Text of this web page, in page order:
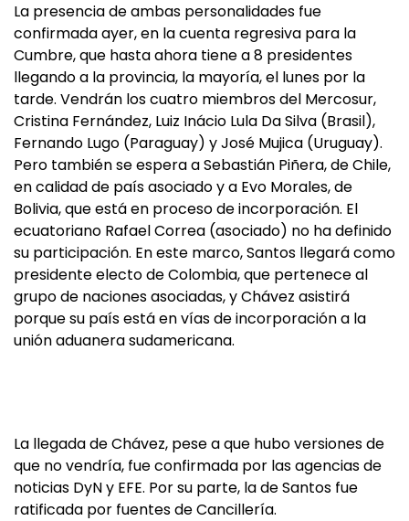
La presencia de ambas personalidades fue
confirmada ayer, en la cuenta regresiva para la
Cumbre, que hasta ahora tiene a 8 presidentes
llegando a la provincia, la mayoría, el lunes por la
tarde. Vendrán los cuatro miembros del Mercosur,
Cristina Fernández, Luiz Inácio Lula Da Silva (Brasil),
Fernando Lugo (Paraguay) y José Mujica (Uruguay).
Pero también se espera a Sebastián Piñera, de Chile,
en calidad de país asociado y a Evo Morales, de
Bolivia, que está en proceso de incorporación. El
ecuatoriano Rafael Correa (asociado) no ha definido
su participación. En este marco, Santos llegará como
presidente electo de Colombia, que pertenece al
grupo de naciones asociadas, y Chávez asistirá
porque su país está en vías de incorporación a la
unión aduanera sudamericana.
La llegada de Chávez, pese a que hubo versiones de
que no vendría, fue confirmada por las agencias de
noticias DyN y EFE. Por su parte, la de Santos fue
ratificada por fuentes de Cancillería.